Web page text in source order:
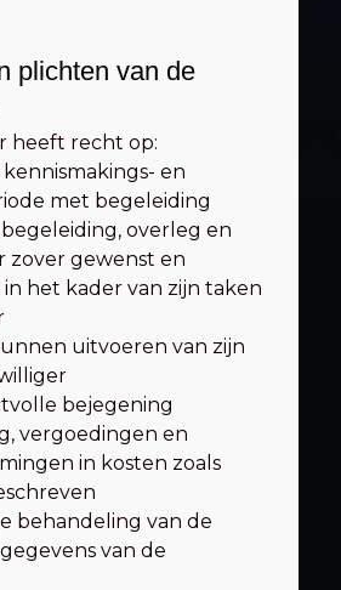
plichten van de
heeft recht op:
en
met begeleiding
overleg en
zover gewenst en
het kader van zijn taken
uitvoeren van zijn
bejegening
vergoedingen en
in kosten zoals
behandeling van de
van de